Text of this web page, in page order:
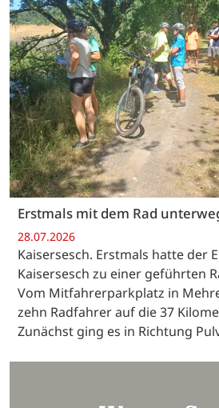
Erstmals mit dem Rad
28.07.2026
Kaisersesch. Erstmals hatte der
Kaisersesch zu einer geführten
Vom Mitfahrerparkplatz in
zehn Radfahrer auf die 37
Zunächst ging es in Richtung